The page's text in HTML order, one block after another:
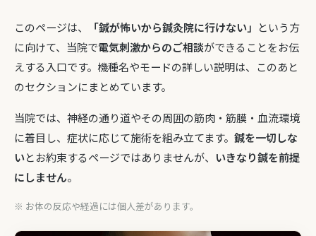
このページは、 「鍼が怖いから鍼灸院に行けない」 という方
に向けて、当院で電気刺激からのご相談ができることをお伝
えする入口です。機種名やモードの詳しい説明は、このあと
のセクションにまとめています。
当院では、神経の通り道やその周囲の筋肉・筋膜・血流環境
に着目し、症状に応じて施術を組み立てます。 鍼を一切しな
いとお約束するページではありませんが、 いきなり鍼を前提
にしません。
※ お体の反応や経過には個人差があります。